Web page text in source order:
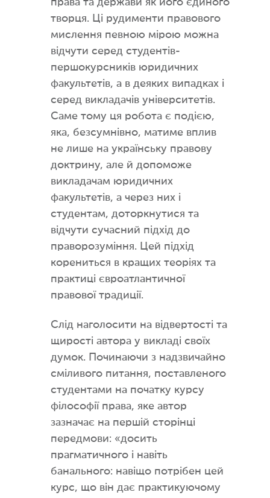
права та держави як його єдиного
творця. Ці рудименти правового
мислення певною мірою можна
відчути серед студентів-
першокурсників юридичних
факультетів, а в деяких випадках і
серед викладачів університетів.
Саме тому ця робота є подією,
яка, безсумнівно, матиме вплив
не лише на українську правову
доктрину, але й допоможе
викладачам юридичних
факультетів, а через них і
студентам, доторкнутися та
відчути сучасний підхід до
праворозуміння. Цей підхід
корениться в кращих теоріях та
практиці євроатлантичної
правової традиції.
Слід наголосити на відвертості та
щирості автора у викладі своїх
думок. Починаючи з надзвичайно
сміливого питання, поставленого
студентами на початку курсу
філософії права, яке автор
зазначає на першій сторінці
передмови: «досить
прагматичного і навіть
банального: навіщо потрібен цей
курс, що він дає практикуючому